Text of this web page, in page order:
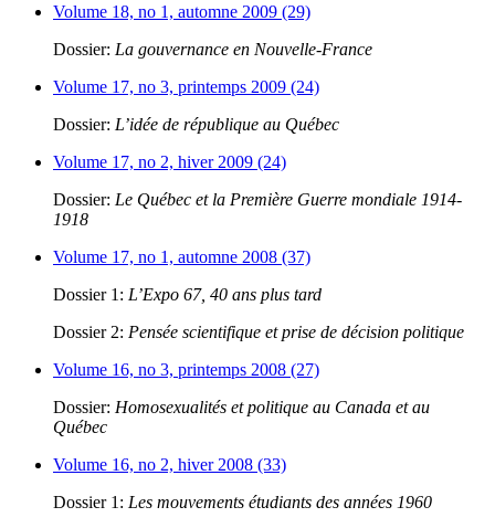
Volume 18, no 1, automne 2009 (29)
Dossier: La gouvernance en Nouvelle-France
Volume 17, no 3, printemps 2009 (24)
Dossier: L’idée de république au Québec
Volume 17, no 2, hiver 2009 (24)
Dossier: Le Québec et la Première Guerre mondiale 1914-
1918
Volume 17, no 1, automne 2008 (37)
Dossier 1: L’Expo 67, 40 ans plus tard
Dossier 2: Pensée scientifique et prise de décision politique
Volume 16, no 3, printemps 2008 (27)
Dossier: Homosexualités et politique au Canada et au
Québec
Volume 16, no 2, hiver 2008 (33)
Dossier 1: Les mouvements étudiants des années 1960